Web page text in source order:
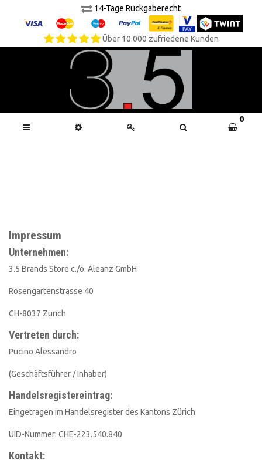
14-Tage Rückgaberecht
Über 10.000 zufriedene Kunden
0
Impressum
Unternehmen:
3.5 Brands Store c./o. Aleanz GmbH
Rosengartenstrasse 40
CH-8037 Zürich
Vertreten durch:
Pucino Alessandro
(Geschäftsführer / Inhaber)
Handelsregistereintrag:
Eingetragen im Handelsregister des Kantons Zürich
UID-Nummer: CHE-223.540.840
Kontakt: